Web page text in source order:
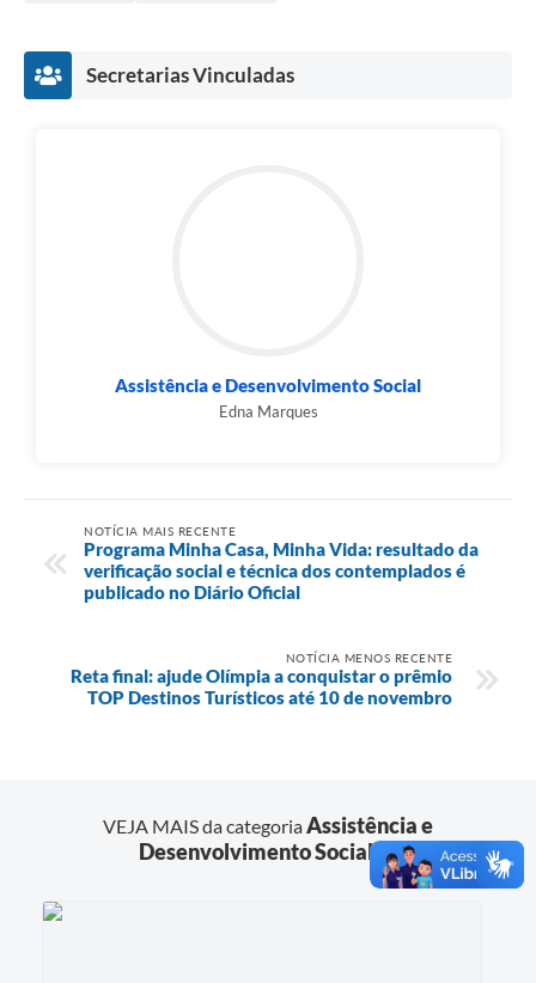
Secretarias Vinculadas
Assistência e Desenvolvimento Social
Edna Marques
NOTÍCIA MAIS RECENTE
Programa Minha Casa, Minha Vida: resultado da
verificação social e técnica dos contemplados é
publicado no Diário Oficial
NOTÍCIA MENOS RECENTE
Reta final: ajude Olímpia a conquistar o prêmio
TOP Destinos Turísticos até 10 de novembro
VEJA MAIS da categoriaAssistência e
Desenvolvimento Social